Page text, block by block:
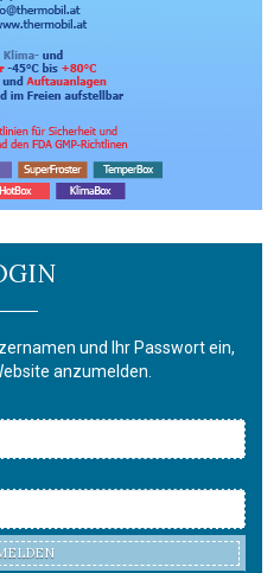
und Ihr Passwort ein,
anzumelden.